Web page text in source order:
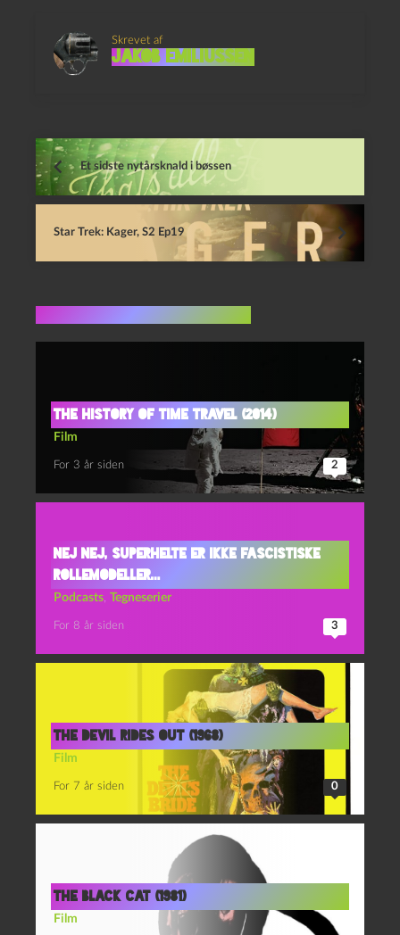
Skrevet af
Jakob Emiliussen
Et sidste nytårsknald i bøssen
Star Trek: Kager, S2 Ep19
The history of time travel (2014)
Film
For 3 år siden 2
Nej nej, superhelte er ikke fascistiske
rollemodeller…
Podcasts, Tegneserier
For 8 år siden 3
The Devil Rides Out (1968)
Film
For 7 år siden 0
The Black Cat (1981)
Film